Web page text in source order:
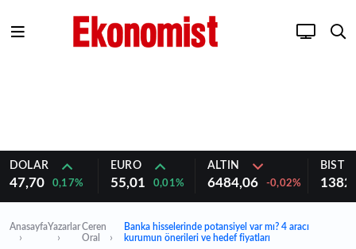
DOLAR
47,70 0,17%
EURO
55,01 0,01%
ALTIN
6484,06 -0,02%
BIST
AnasayfaYazarlarCeren
Oral
Banka hisselerinde potansiyel var mı? 4 aracı
kurumun önerileri ve hedef fiyatları